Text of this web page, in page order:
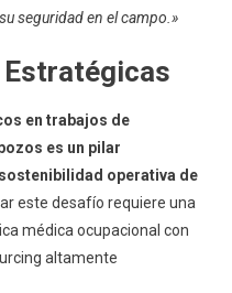
seguridad en el campo.»
Estratégicas
en trabajos de
es un pilar
operativa de
este desafío requiere una
médica ocupacional con
altamente